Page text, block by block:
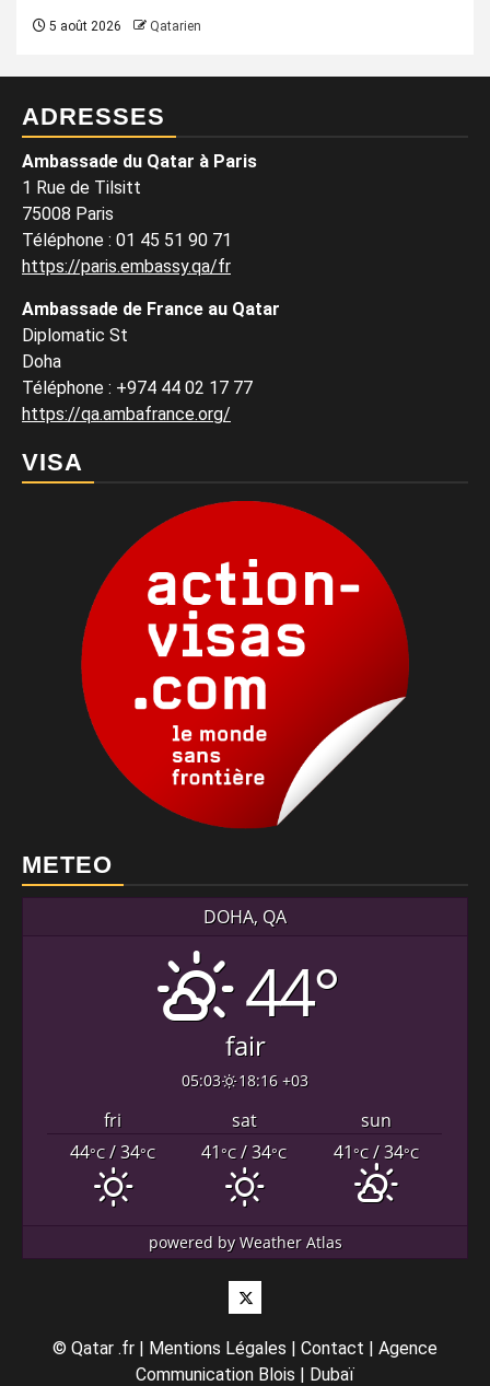
5 août 2026 Qatarien
ADRESSES
Ambassade du Qatar à Paris
1 Rue de Tilsitt
75008 Paris
Téléphone : 01 45 51 90 71
https://paris.embassy.qa/fr
Ambassade de France au Qatar
Diplomatic St
Doha
Téléphone : +974 44 02 17 77
https://qa.ambafrance.org/
VISA
METEO
DOHA, QA
44°
fair
05:03 18:16 +03
fri sat
sun
44°C/ 34°C 41°C/ 34°C 41°C/ 34°C
powered byWeather Atlas
Twitter
© Qatar .fr | Mentions Légales | Contact | Agence
Communication Blois | Dubaï